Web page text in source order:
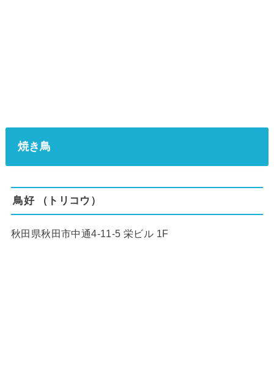
焼き鳥
鳥好 （トリコウ）
秋田県秋田市中通4-11-5 栄ビル 1F